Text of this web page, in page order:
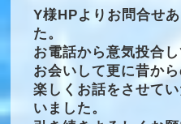
Y様HPよりお問合せ
た。
お電話から意気投合
お会いして更に昔か
楽しくお話をさせて
いました。